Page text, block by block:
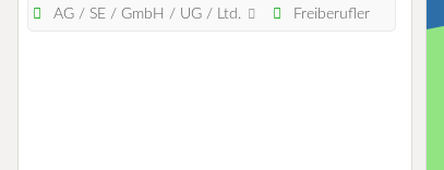
AG / SE / GmbH / UG / Ltd.
Freiberufler